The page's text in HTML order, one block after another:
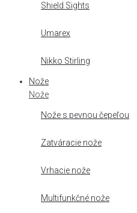
Shield Sights
Umarex
Nikko Stirling
Nože
Nože
Nože s pevnou čepeľou
Zatváracie nože
Vrhacie nože
Multifunkčné nože